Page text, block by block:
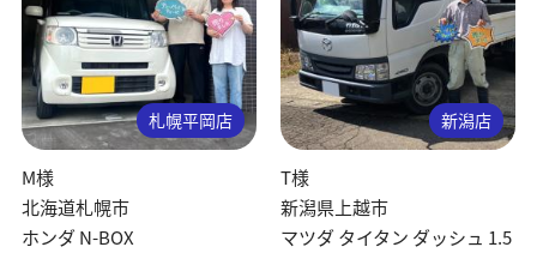
札幌平岡店
M様
北海道札幌市
ホンダ N-BOX
新潟店
T様
新潟県上越市
マツダ タイタン ダッシュ 1.5